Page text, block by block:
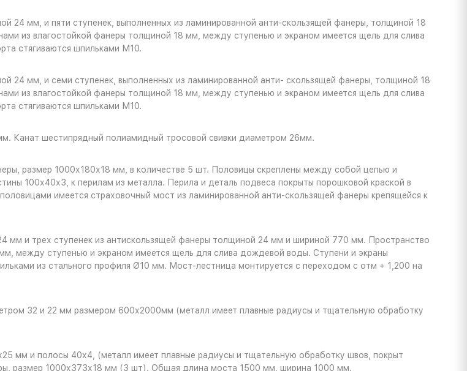
24 мм, и пяти ступенек, выполненных из ламинированной анти-скользящей фанеры, толщиной 18
из влагостойкой фанеры толщиной 18 мм, между ступенью и экраном имеется щель для слива
стягиваются шпильками М10.
24 мм, и семи ступенек, выполненных из ламинированной анти- скользящей фанеры, толщиной 18
из влагостойкой фанеры толщиной 18 мм, между ступенью и экраном имеется щель для слива
стягиваются шпильками М10.
Канат шестипрядный полиамидный тросовой свивки диаметром 26мм.
размер 1000х180х18 мм, в количестве 5 шт. Половицы скреплены между собой цепью и
100х40х3, к перилам из металла. Перила и деталь подвеса покрыты порошковой краской в
имеется страховочный мост из ламинированной анти-скользящей фанеры крепящейся к
мм и трех ступенек из антискользящей фанеры толщиной 24 мм и шириной 770 мм. Пространство
между ступенью и экраном имеется щель для слива дождевой воды. Ступени и экраны
из стального профиля Ø10 мм. Мост-лестница монтируется с переходом с отм + 1,200 на
32 и 22 мм размером 600х2000мм (металл имеет плавные радиусы и тщательную обработку
мм и полосы 40х4, (металл имеет плавные радиусы и тщательную обработку швов, покрыт
размер 1000х373х18 мм (3 шт). Общая длина моста 1500 мм, ширина 1000 мм.